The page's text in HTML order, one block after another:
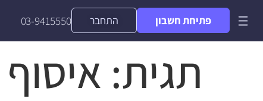
03-9415550 התחבר פתיחת חשבון
תגית: